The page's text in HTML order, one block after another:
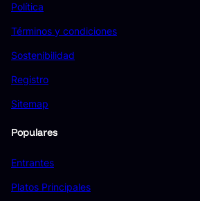
Política
Términos y condiciones
Sostenibilidad
Registro
Sitemap
Populares
Entrantes
Platos Principales